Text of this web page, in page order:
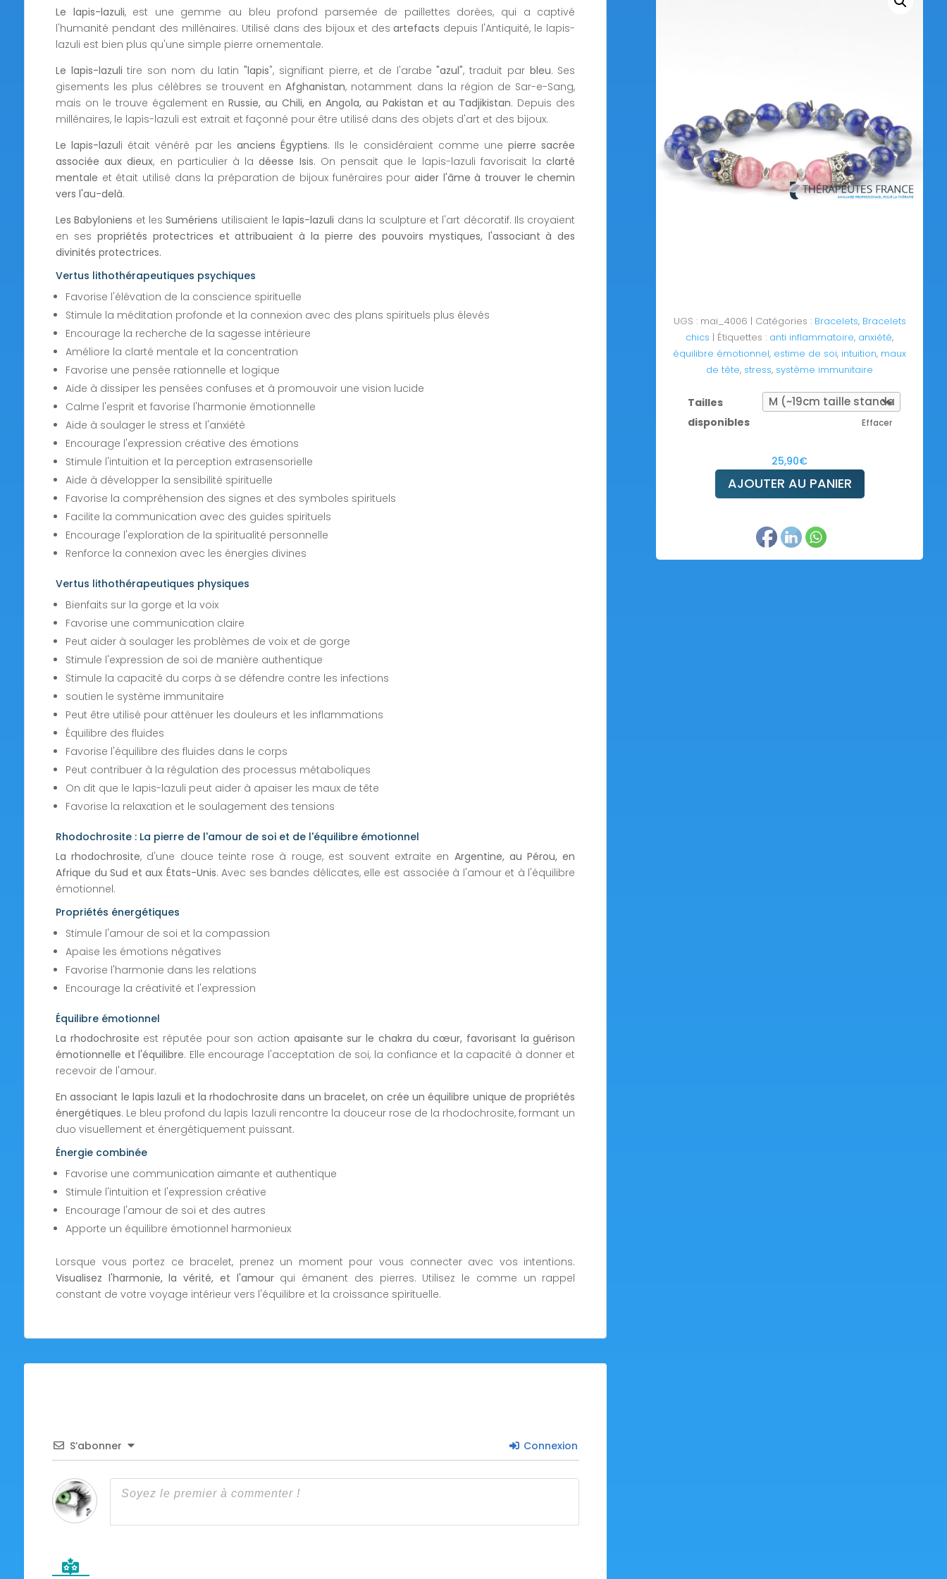
Le lapis-lazuli, est une gemme au bleu profond parsemée de paillettes dorées, qui a captivé
l'humanité pendant des millénaires. Utilisé dans des bijoux et desartefacts depuis l'Antiquité, le lapis-
lazuli est bien plus qu'une simple pierre ornementale.
Le lapis-lazuli tire son nom du latin"lapis", signifiant pierre, et de l'arabe "azul", traduit parbleu. Ses
gisements les plus célèbres se trouvent enAfghanistan, notamment dans la région de Sar-e-Sang,
mais on le trouve également en Russie, au Chili, en Angola, au Pakistan et au Tadjikistan. Depuis des
millénaires, le lapis-lazuli est extrait et façonné pour être utilisé dans des objets d'art et des bijoux.
Le lapis-lazuli était vénéré par les anciens Égyptiens. Ils le considéraient comme unepierre sacrée
associée aux dieux, en particulier à ladéesse Isis. On pensait que le lapis-lazuli favorisait laclarté
mentale et était utilisé dans la préparation de bijoux funéraires pour aider l'âme à trouver le chemin
vers l'au-delà.
Les Babyloniens et lesSumériens utilisaient le lapis-lazuli dans la sculpture et l'art décoratif. Ils croyaient
en ses propriétés protectrices et attribuaient à la pierre des pouvoirs mystiques, l'associant à des
divinités protectrices.
Vertus lithothérapeutiques psychiques
Favorise l'élévation de la conscience spirituelle
Stimule la méditation profonde et la connexion avec des plans spirituels plus élevés
Encourage la recherche de la sagesse intérieure
Améliore la clarté mentale et la concentration
Favorise une pensée rationnelle et logique
Aide à dissiper les pensées confuses et à promouvoir une vision lucide
Calme l'esprit et favorise l'harmonie émotionnelle
Aide à soulager le stress et l'anxiété
Encourage l'expression créative des émotions
Stimule l'intuition et la perception extrasensorielle
Aide à développer la sensibilité spirituelle
Favorise la compréhension des signes et des symboles spirituels
Facilite la communication avec des guides spirituels
Encourage l'exploration de la spiritualité personnelle
Renforce la connexion avec les énergies divines
Vertus lithothérapeutiques physiques
Bienfaits sur la gorge et la voix
Favorise une communication claire
Peut aider à soulager les problèmes de voix et de gorge
Stimule l'expression de soi de manière authentique
Stimule la capacité du corps à se défendre contre les infections
soutien le système immunitaire
Peut être utilisé pour atténuer les douleurs et les inflammations
Équilibre des fluides
Favorise l'équilibre des fluides dans le corps
Peut contribuer à la régulation des processus métaboliques
On dit que le lapis-lazuli peut aider à apaiser les maux de tête
Favorise la relaxation et le soulagement des tensions
Rhodochrosite : La pierre de l'amour de soi et de l'équilibre émotionnel
La rhodochrosite, d'une douce teinte rose à rouge, est souvent extraite en Argentine, au Pérou, en
Afrique du Sud et aux États-Unis. Avec ses bandes délicates, elle est associée à l'amour et à l'équilibre
émotionnel.
Propriétés énergétiques
Stimule l'amour de soi et la compassion
Apaise les émotions négatives
Favorise l'harmonie dans les relations
Encourage la créativité et l'expression
Équilibre émotionnel
La rhodochrosite est réputée pour son action apaisante sur le chakra du cœur, favorisant la guérison
émotionnelle et l'équilibre. Elle encourage l'acceptation de soi, la confiance et la capacité à donner et
recevoir de l'amour.
En associant le lapis lazuli et la rhodochrosite dans un bracelet, on crée un équilibre unique de propriétés
énergétiques. Le bleu profond du lapis lazuli rencontre la douceur rose de la rhodochrosite, formant un
duo visuellement et énergétiquement puissant.
Énergie combinée
Favorise une communication aimante et authentique
Stimule l'intuition et l'expression créative
Encourage l'amour de soi et des autres
Apporte un équilibre émotionnel harmonieux
Lorsque vous portez ce bracelet, prenez un moment pour vous connecter avec vos intentions.
Visualisez l'harmonie, la vérité, et l'amourqui émanent des pierres. Utilisez le comme un rappel
constant de votre voyage intérieur vers l'équilibre et la croissance spirituelle.
S’abonner Connexion
UGS : mai_4006 Catégories : Bracelets, Bracelets
chics
Étiquettes : anti inflammatoire, anxiété,
équilibre émotionnel, estime de soi, intuition, maux
de tête, stress, système immunitaire
Tailles
disponibles
Effacer
25,90€
AJOUTER AU PANIER